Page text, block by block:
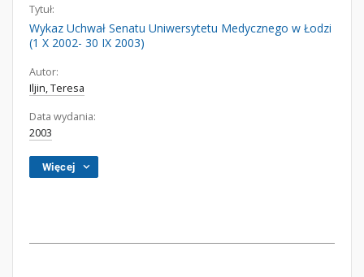
Tytuł:
Wykaz Uchwał Senatu Uniwersytetu Medycznego w Łodzi
(1 X 2002- 30 IX 2003)
Autor:
Iljin, Teresa
Data wydania:
2003
Więcej